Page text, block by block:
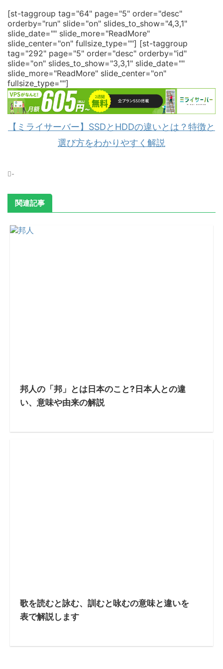
[st-taggroup tag="64" page="5" order="desc"
orderby="run" slide="on" slides_to_show="4,3,1"
slide_date="" slide_more="ReadMore"
slide_center="on" fullsize_type=""] [st-taggroup
tag="292" page="5" order="desc" orderby="id"
slide="on" slides_to_show="3,3,1" slide_date=""
slide_more="ReadMore" slide_center="on"
fullsize_type=""]
【ミライサーバー】SSDとHDDの違いとは？特徴と
選び方をわかりやすく解説
-
関連記事
邦人の「邦」とは日本のこと?日本人との違
い、意味や由来の解説
歌を読むと詠む、訓むと咏むの意味と違いを
表で解説します